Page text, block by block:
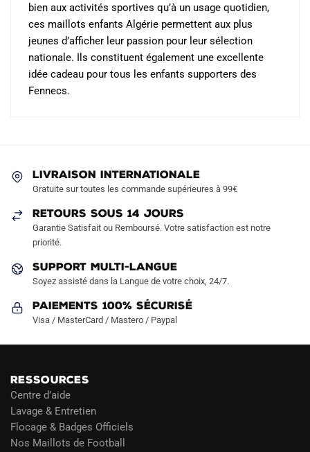
bien aux activités sportives qu’à un usage quotidien,
ces maillots enfants Algérie permettent aux plus
jeunes d’afficher leur passion pour leur sélection
nationale. Ils constituent également une excellente
idée cadeau pour tous les enfants supporters des
Fennecs.
LIVRAISON INTERNATIONALE
Gratuite sur toutes les commande supérieures à 99€
RETOURS SOUS 14 JOURS
Garantie Satisfait ou Remboursé. Votre satisfaction est notre
priorité.
SUPPORT MULTI-LANGUE
Soyez assisté dans la Langue de votre choix, 24/7.
Paiements 100% Sécurisé
Visa / MasterCard / Mastero / Paypal
RESSOURCES
Centre d’aide
Lavage & Entretien
Flocage & Badges Officiels
Nos Maillots de Football